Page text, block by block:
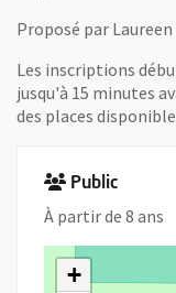
Proposé par Laureen
Les inscriptions
jusqu'à 15 minutes
des places
Public
À partir de 8 ans
+